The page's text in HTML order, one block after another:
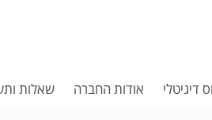
דיגיטלי אודות החברה שאלות